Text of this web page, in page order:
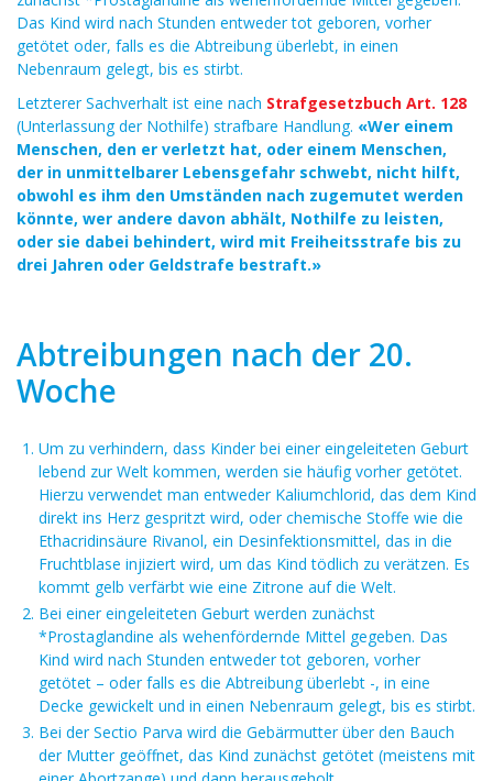
Das Kind wird nach Stunden entweder tot geboren, vorher
getötet oder, falls es die Abtreibung überlebt, in einen
Nebenraum gelegt, bis es stirbt.
Letzterer Sachverhalt ist eine nach Strafgesetzbuch Art. 128
(Unterlassung der Nothilfe) strafbare Handlung. «Wer einem
Menschen, den er verletzt hat, oder einem Menschen,
der in unmittelbarer Lebensgefahr schwebt, nicht hilft,
obwohl es ihm den Umständen nach zugemutet werden
könnte, wer andere davon abhält, Nothilfe zu leisten,
oder sie dabei behindert, wird mit Freiheitsstrafe bis zu
drei Jahren oder Geldstrafe bestraft.»
Abtreibungen nach der 20.
Woche
Um zu verhindern, dass Kinder bei einer eingeleiteten Geburt
lebend zur Welt kommen, werden sie häufig vorher getötet.
Hierzu verwendet man entweder Kaliumchlorid, das dem Kind
direkt ins Herz gespritzt wird, oder chemische Stoffe wie die
Ethacridinsäure Rivanol, ein Desinfektionsmittel, das in die
Fruchtblase injiziert wird, um das Kind tödlich zu verätzen. Es
kommt gelb verfärbt wie eine Zitrone auf die Welt.
Bei einer eingeleiteten Geburt werden zunächst
*Prostaglandine als wehenfördernde Mittel gegeben. Das
Kind wird nach Stunden entweder tot geboren, vorher
getötet – oder falls es die Abtreibung überlebt -, in eine
Decke gewickelt und in einen Nebenraum gelegt, bis es stirbt.
Bei der Sectio Parva wird die Gebärmutter über den Bauch
der Mutter geöffnet, das Kind zunächst getötet (meistens mit